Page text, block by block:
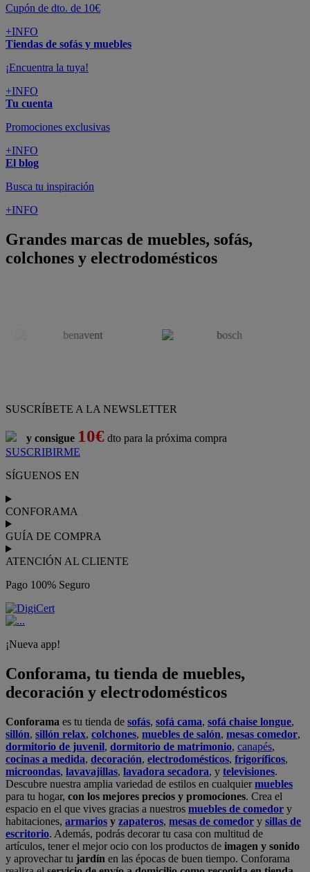
Cupón de dto. de 10€
+INFO
Tiendas de sofás y muebles
¡Encuentra la tuya!
+INFO
Tu cuenta
Promociones exclusivas
+INFO
El blog
Busca tu inspiración
+INFO
Grandes marcas de muebles, sofás,
colchones y electrodomésticos
SUSCRÍBETE A LA NEWSLETTER
y consigue 10€ dto para la próxima compra
SUSCRIBIRME
SÍGUENOS EN
CONFORAMA
GUÍA DE COMPRA
ATENCIÓN AL CLIENTE
Pago 100% Seguro
¡Nueva app!
Conforama, tu tienda de muebles,
decoración y electrodomésticos
Conforama es tu tienda de sofás, sofá cama, sofá chaise longue,
sillón, sillón relax, colchones, muebles de salón, mesas comedor,
dormitorio de juvenil, dormitorio de matrimonio, canapés,
cocinas a medida, decoración, electrodomésticos, frigoríficos,
microondas, lavavajillas, lavadora secadora, y televisiones.
Descubre nuestra amplia variedad de estilos en cualquiermuebles
para tu hogar, con los mejores precios y promociones. Crea el
espacio en el que vives gracias a nuestros muebles de comedor y
habitaciones, armarios y zapateros, mesas de comedor y sillas de
escritorio. Además, podrás decorar tu casa con multitud de
artículos, tener el mejor ocio con los productos de imagen y sonido
y aprovechar tu jardín en las épocas de buen tiempo. Conforama